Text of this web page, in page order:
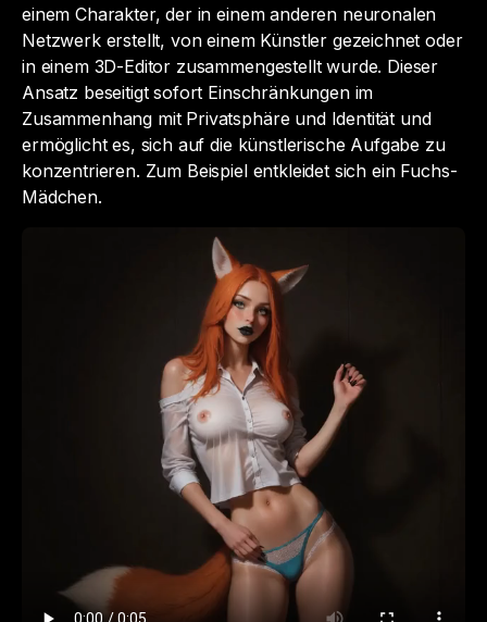
einem Charakter, der in einem anderen neuronalen
Netzwerk erstellt, von einem Künstler gezeichnet oder
in einem 3D-Editor zusammengestellt wurde. Dieser
Ansatz beseitigt sofort Einschränkungen im
Zusammenhang mit Privatsphäre und Identität und
ermöglicht es, sich auf die künstlerische Aufgabe zu
konzentrieren. Zum Beispiel entkleidet sich ein Fuchs-
Mädchen.